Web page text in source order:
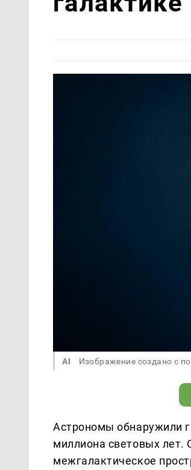
AI Изображение создано с
Астрономы обнаружили
миллиона световых лет.
межгалактическое